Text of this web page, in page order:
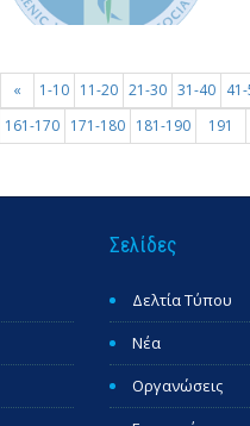
« 1-10 11-20 21-30 31-40
161-170
171-180 181-190 191
Σελίδες
Δελτία Τύπου
Νέα
Οργανώσεις